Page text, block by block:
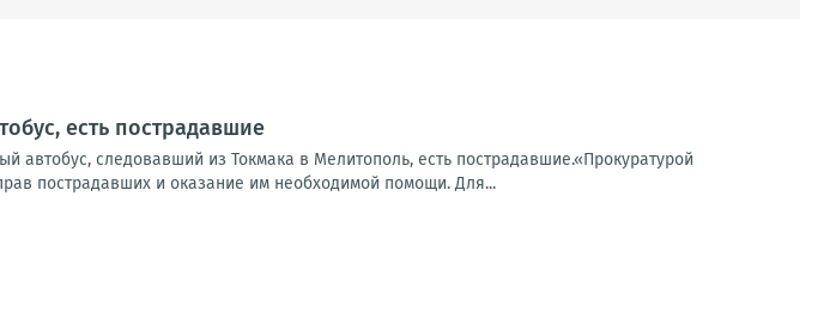
есть пострадавшие
автобус, следовавший из Токмака в Мелитополь, есть пострадавшие.«Прокуратурой
пострадавших и оказание им необходимой помощи. Для...